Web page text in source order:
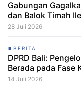
Gabungan
dan Balok Timah
Pelindo Belitung
28 Juli 2026
BERITA
DPRD Bali:
Berada pada Fase
14 Juli 2026